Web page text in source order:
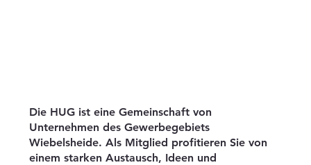
Die HUG ist eine Gemeinschaft von
Unternehmen des Gewerbegebiets
Wiebelsheide. Als Mitglied profitieren Sie von
einem starken Austausch, Ideen und